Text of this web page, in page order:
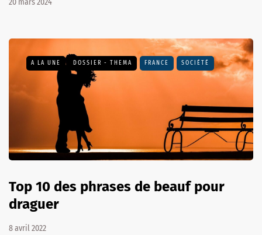
20 mars 2024
A LA UNE DOSSIER - THEMA FRANCE SOCIÉTÉ
Top 10 des phrases de beauf pour
draguer
8 avril 2022